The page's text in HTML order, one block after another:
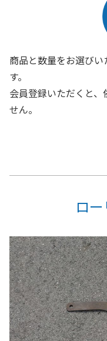
商品と数量をお選び
す。
会員登録いただくと
せん。
ロ